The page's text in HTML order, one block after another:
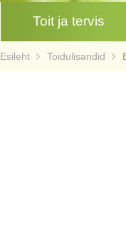
Toit ja tervis
Esileht Toidulisandid